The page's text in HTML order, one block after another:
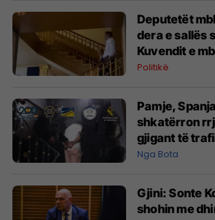
Deputetët
dera e sallës
Kuvendit e
Politikë
Pamje, Spanja
shkatërron
gjigant të
emigrantëve
Nga Bota
Gjini: Sonte
shohin me